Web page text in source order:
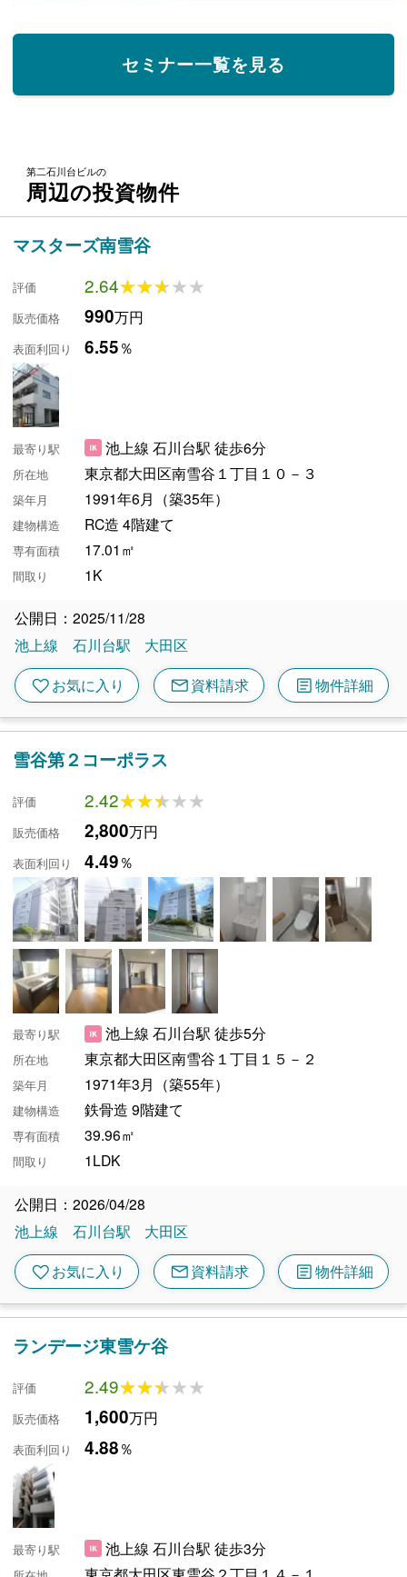
セミナー一覧を見る
第二石川台ビルの
周辺の投資物件
マスターズ南雪谷
評価 2.64★★★★★
★★★★★
販売価格 990万円
表面利回り 6.55％
最寄り駅 池上線 石川台駅 徒歩6分
所在地 東京都大田区南雪谷１丁目１０－３
築年月 1991年6月（築35年）
建物構造 RC造 4階建て
専有面積 17.01㎡
間取り 1K
公開日：2025/11/28
池上線
石川台駅 大田区
favoriteお気に入り mail資料請求 article物件詳細
雪谷第２コーポラス
評価 2.42★★★★★
★★★★★
販売価格 2,800万円
表面利回り 4.49％
最寄り駅 池上線 石川台駅 徒歩5分
所在地 東京都大田区南雪谷１丁目１５－２
築年月 1971年3月（築55年）
建物構造 鉄骨造 9階建て
専有面積 39.96㎡
間取り 1LDK
公開日：2026/04/28
池上線
石川台駅 大田区
favoriteお気に入り mail資料請求 article物件詳細
ランデージ東雪ケ谷
評価 2.49★★★★★
★★★★★
販売価格 1,600万円
表面利回り 4.88％
最寄り駅 池上線 石川台駅 徒歩3分
東京都大田区東雪谷２丁目１４－１